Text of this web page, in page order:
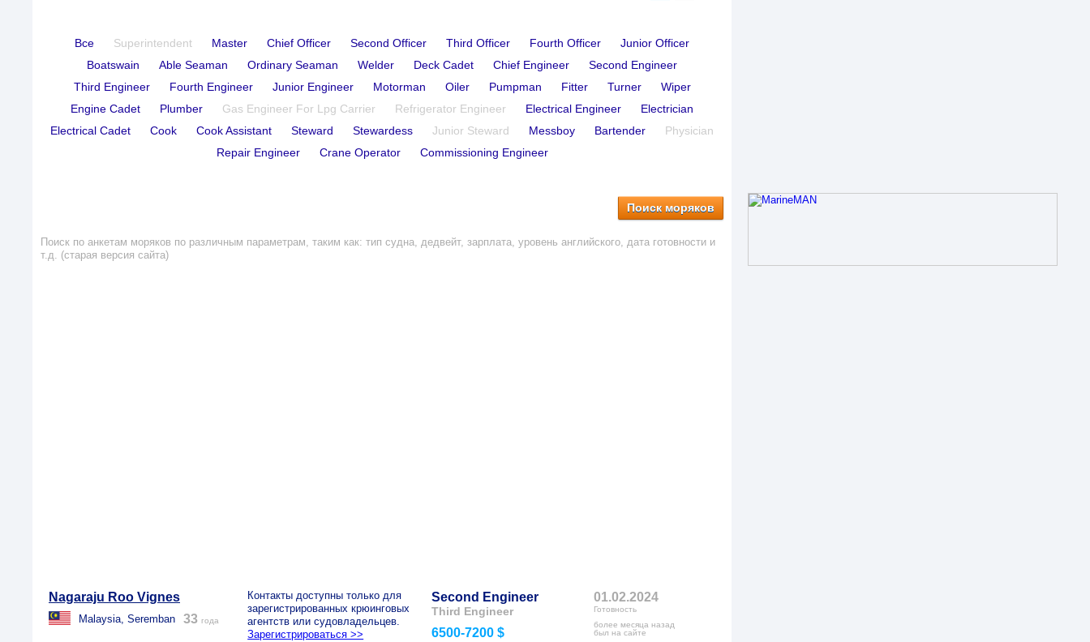
Все Superintendent Master Chief Officer Second Officer Third Officer Fourth Officer
Junior Officer
Boatswain
Able Seaman Ordinary Seaman Welder Deck Cadet Chief Engineer
Second Engineer
Third Engineer
Fourth Engineer Junior Engineer Motorman Oiler Pumpman Fitter Turner
Wiper
Engine Cadet
Plumber Gas Engineer For Lpg Carrier Refrigerator Engineer Electrical Engineer
Electrician
Electrical Cadet
Cook Cook Assistant Steward Stewardess Junior Steward Messboy Bartender
Physician
Repair Engineer
Crane Operator Commissioning Engineer
Поиск моряков
Поиск по анкетам моряков по различным параметрам, таким как: тип судна, дедвейт, зарплата, уровень английского, дата готовности и
т.д. (старая версия сайта)
Nagaraju Roo Vignes
Malaysia, Seremban 33 года
Контакты доступны только для
зарегистрированных крюинговых
агентств или судовладельцев.
Зарегистрироваться >>
Second Engineer
Third Engineer
6500-7200 $
01.02.2024
Готовность
более месяца назад
был на сайте